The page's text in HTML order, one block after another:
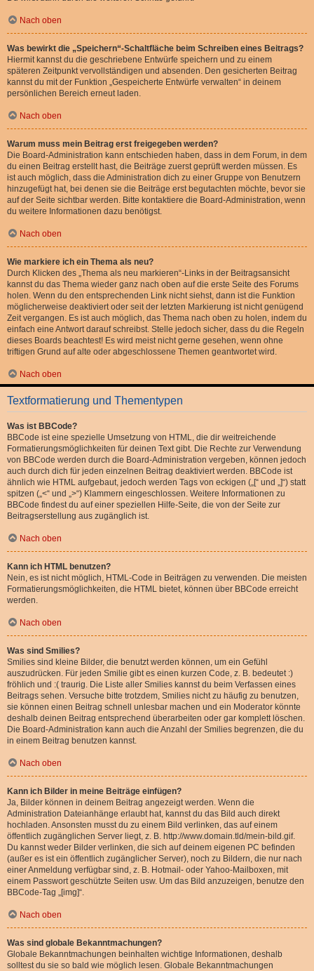
Nach oben
Was bewirkt die „Speichern“-Schaltfläche beim Schreiben eines Beitrags?
Hiermit kannst du die geschriebene Entwürfe speichern und zu einem
späteren Zeitpunkt vervollständigen und absenden. Den gesicherten Beitrag
kannst du mit der Funktion „Gespeicherte Entwürfe verwalten“ in deinem
persönlichen Bereich erneut laden.
Nach oben
Warum muss mein Beitrag erst freigegeben werden?
Die Board-Administration kann entschieden haben, dass in dem Forum, in dem
du einen Beitrag erstellt hast, die Beiträge zuerst geprüft werden müssen. Es
ist auch möglich, dass die Administration dich zu einer Gruppe von Benutzern
hinzugefügt hat, bei denen sie die Beiträge erst begutachten möchte, bevor sie
auf der Seite sichtbar werden. Bitte kontaktiere die Board-Administration, wenn
du weitere Informationen dazu benötigst.
Nach oben
Wie markiere ich ein Thema als neu?
Durch Klicken des „Thema als neu markieren“-Links in der Beitragsansicht
kannst du das Thema wieder ganz nach oben auf die erste Seite des Forums
holen. Wenn du den entsprechenden Link nicht siehst, dann ist die Funktion
möglicherweise deaktiviert oder seit der letzten Markierung ist nicht genügend
Zeit vergangen. Es ist auch möglich, das Thema nach oben zu holen, indem du
einfach eine Antwort darauf schreibst. Stelle jedoch sicher, dass du die Regeln
dieses Boards beachtest! Es wird meist nicht gerne gesehen, wenn ohne
triftigen Grund auf alte oder abgeschlossene Themen geantwortet wird.
Nach oben
Textformatierung und Thementypen
Was ist BBCode?
BBCode ist eine spezielle Umsetzung von HTML, die dir weitreichende
Formatierungsmöglichkeiten für deinen Text gibt. Die Rechte zur Verwendung
von BBCode werden durch die Board-Administration vergeben, können jedoch
auch durch dich für jeden einzelnen Beitrag deaktiviert werden. BBCode ist
ähnlich wie HTML aufgebaut, jedoch werden Tags von eckigen („[“ und „]“) statt
spitzen („<“ und „>“) Klammern eingeschlossen. Weitere Informationen zu
BBCode findest du auf einer speziellen Hilfe-Seite, die von der Seite zur
Beitragserstellung aus zugänglich ist.
Nach oben
Kann ich HTML benutzen?
Nein, es ist nicht möglich, HTML-Code in Beiträgen zu verwenden. Die meisten
Formatierungsmöglichkeiten, die HTML bietet, können über BBCode erreicht
werden.
Nach oben
Was sind Smilies?
Smilies sind kleine Bilder, die benutzt werden können, um ein Gefühl
auszudrücken. Für jeden Smilie gibt es einen kurzen Code, z. B. bedeutet :)
fröhlich und :( traurig. Die Liste aller Smilies kannst du beim Verfassen eines
Beitrags sehen. Versuche bitte trotzdem, Smilies nicht zu häufig zu benutzen,
sie können einen Beitrag schnell unlesbar machen und ein Moderator könnte
deshalb deinen Beitrag entsprechend überarbeiten oder gar komplett löschen.
Die Board-Administration kann auch die Anzahl der Smilies begrenzen, die du
in einem Beitrag benutzen kannst.
Nach oben
Kann ich Bilder in meine Beiträge einfügen?
Ja, Bilder können in deinem Beitrag angezeigt werden. Wenn die
Administration Dateianhänge erlaubt hat, kannst du das Bild auch direkt
hochladen. Ansonsten musst du zu einem Bild verlinken, das auf einem
öffentlich zugänglichen Server liegt, z. B. http://www.domain.tld/mein-bild.gif.
Du kannst weder Bilder verlinken, die sich auf deinem eigenen PC befinden
(außer es ist ein öffentlich zugänglicher Server), noch zu Bildern, die nur nach
einer Anmeldung verfügbar sind, z. B. Hotmail- oder Yahoo-Mailboxen, mit
einem Passwort geschützte Seiten usw. Um das Bild anzuzeigen, benutze den
BBCode-Tag „[img]“.
Nach oben
Was sind globale Bekanntmachungen?
Globale Bekanntmachungen beinhalten wichtige Informationen, deshalb
solltest du sie so bald wie möglich lesen. Globale Bekanntmachungen